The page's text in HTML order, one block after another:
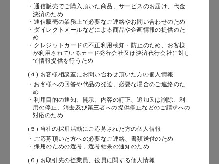
・通信販売でご購入頂いた商品、サービスのお届け、代金
決済のため
・通信販売の業務上で必要なご連絡やお問い合わせのため
・ダイレクトメールなどによる商品や企画情報の提供のた
め
・クレジットカードの不正利用検知・防止のため、お客様
が利用されているカード発行会社又は決済代行会社に対し
て情報提供を行うため
(４) お客様相談室にお問い合わせ頂いた方の個人情報
・お客様への回答や代品の発送、必要な場合のご連絡のた
め
・利用目的の通知、開示、内容の訂正、追加又は削除、利
用の停止、消去及び第三者への提供停止などのご請求への
対応のため
(５) 当社の採用活動にご応募された方の個人情報
・ご応募頂いた方への必要なご連絡、書類送付のため
・採用のための選考、選考結果の通知のため
(６) お取引先の従業員、役員に関する個人情報
電話番号
メールアドレス
郵便番号
都道府県